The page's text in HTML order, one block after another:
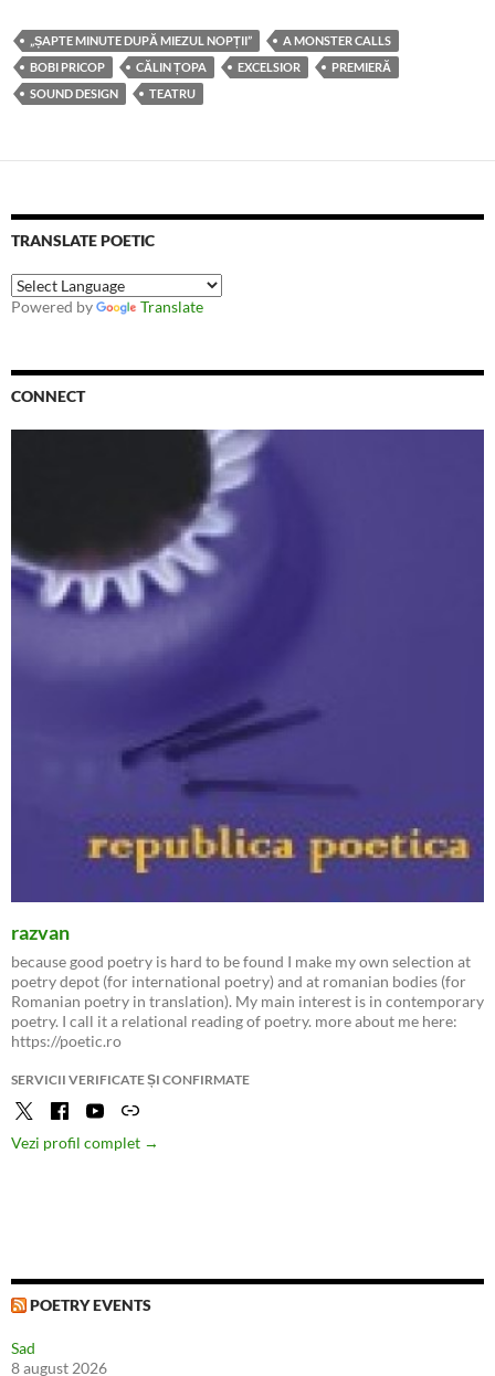
„ȘAPTE MINUTE DUPĂ MIEZUL NOPȚII”
A MONSTER CALLS
BOBI PRICOP
CĂLIN ȚOPA EXCELSIOR
PREMIERĂ
SOUND DESIGN
TEATRU
TRANSLATE POETIC
Powered by Translate
CONNECT
razvan
because good poetry is hard to be found I make my own selection at
poetry depot (for international poetry) and at romanian bodies (for
Romanian poetry in translation). My main interest is in contemporary
poetry. I call it a relational reading of poetry. more about me here:
https://poetic.ro
SERVICII VERIFICATE ȘI CONFIRMATE
Vezi profil complet →
POETRY EVENTS
Sad
8 august 2026